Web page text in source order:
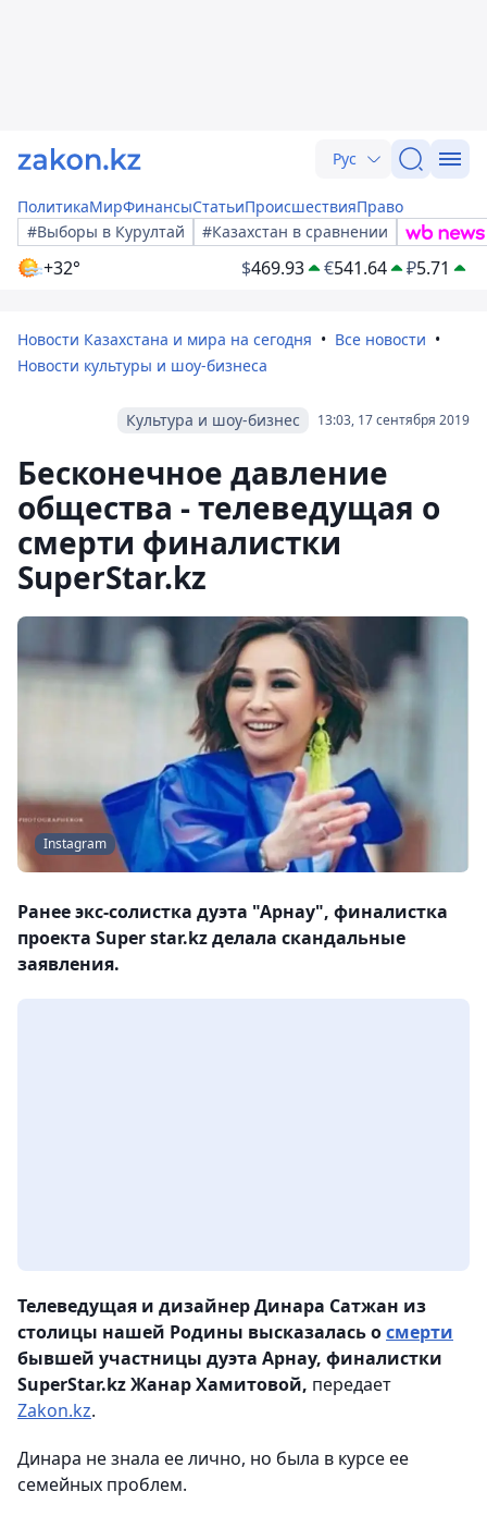
Рус
ПолитикаМирФинансыСтатьиПроисшествияПраво
#Выборы в Курултай
#Казахстан в сравнении
+32° $469.93 €541.64 ₽5.71
Новости Казахстана и мира на сегодня
Все новости
Новости культуры и шоу-бизнеса
13:03, 17 сентября 2019
Культура и шоу-бизнес
Бесконечное давление
общества - телеведущая о
смерти финалистки
SuperStar.kz
Instagram
Ранее экс-солистка дуэта "Арнау", финалистка
проекта Super star.kz делала скандальные
заявления.
Телеведущая и дизайнер Динара Сатжан из
столицы нашей Родины высказалась осмерти
бывшей участницы дуэта Арнау, финалистки
SuperStar.kz Жанар Хамитовой, передает
Zakon.kz.
Динара не знала ее лично, но была в курсе ее
семейных проблем.